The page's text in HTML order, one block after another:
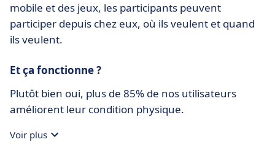
mobile et des jeux, les participants peuvent
participer depuis chez eux, où ils veulent et quand
ils veulent.
Et ça fonctionne ?
Plutôt bien oui, plus de 85% de nos utilisateurs
améliorent leur condition physique.
Voir plus